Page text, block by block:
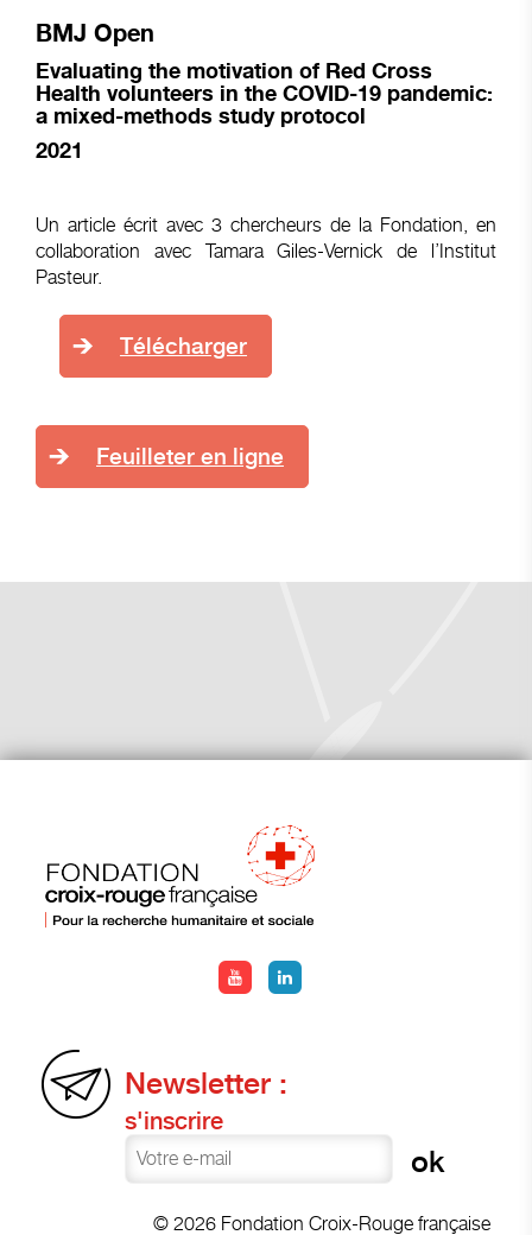
BMJ Open
Evaluating the motivation of Red Cross
Health volunteers in the COVID-19 pandemic:
a mixed-methods study protocol
2021
Un article écrit avec 3 chercheurs de la Fondation, en
collaboration avec Tamara Giles-Vernick de l’Institut
Pasteur.
Télécharger
Feuilleter en ligne
Newsletter :
s'inscrire
© 2026 Fondation Croix-Rouge française